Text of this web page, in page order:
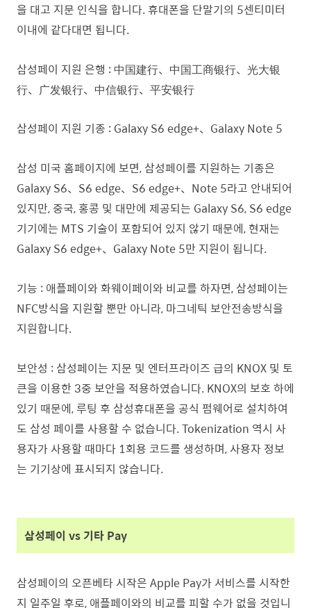
을 대고 지문 인식을 합니다. 휴대폰을 단말기의 5센티미터
이내에 같다대면 됩니다.
삼성페이 지원 은행 : 中国建行、中国工商银行、光大银
行、广发银行、中信银行、平安银行
삼성페이 지원 기종 : Galaxy S6 edge+、Galaxy Note 5
삼성 미국 홈페이지에 보면, 삼성페이를 지원하는 기종은
Galaxy S6、S6 edge、S6 edge+、Note 5라고 안내되어
있지만, 중국, 홍콩 및 대만에 제공되는 Galaxy S6, S6 edge
기기에는 MTS 기술이 포함되어 있지 않기 때문에, 현재는
Galaxy S6 edge+、Galaxy Note 5만 지원이 됩니다.
기능 : 애플페이와 화웨이페이와 비교를 하자면, 삼성페이는
NFC방식을 지원할 뿐만 아니라, 마그네틱 보안전송방식을
지원합니다.
보안성 : 삼성페이는 지문 및 엔터프라이즈 급의 KNOX 및 토
큰을 이용한 3중 보안을 적용하였습니다. KNOX의 보호 하에
있기 때문에, 루팅 후 삼성휴대폰을 공식 펌웨어로 설치하여
도 삼성 페이를 사용할 수 없습니다. Tokenization 역시 사
용자가 사용할 때마다 1회용 코드를 생성하며, 사용자 정보
는 기기상에 표시되지 않습니다.
삼성페이 vs 기타 Pay
삼성페이의 오픈베타 시작은 Apple Pay가 서비스를 시작한
지 일주일 후로, 애플페이와의 비교를 피할 수가 없을 것입니